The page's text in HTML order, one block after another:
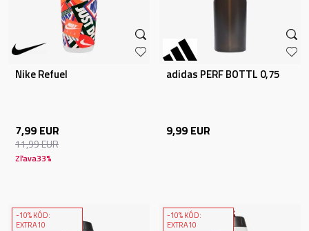
Nike Refuel
7,99 EUR
11,99EUR
Zľava33%
adidas PERF BOTTL 0,75
9,99 EUR
-10% KÓD:
EXTRA10
-10% KÓD:
EXTRA10